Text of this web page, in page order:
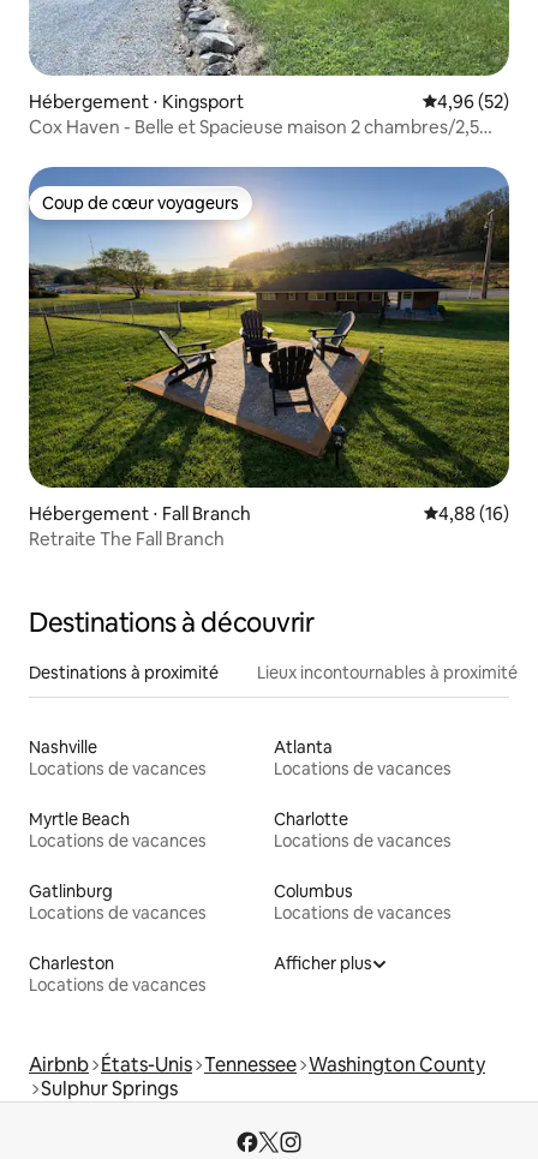
Hébergement ⋅ Kingsport Évaluation
4,96 (52)
Cox Haven - Belle et Spacieuse maison 2 chambres/2,5
Coup de cœur voyageurs
Coup de cœur voyageurs
Hébergement ⋅ Fall Branch Évaluation
4,88 (16)
Retraite The Fall Branch
Destinations à découvrir
Destinations à proximité Lieux incontournables à proximité
Nashville
Locations de vacances
Atlanta
Locations de vacances
Myrtle Beach
Locations de vacances
Charlotte
Locations de vacances
Gatlinburg
Locations de vacances
Columbus
Locations de vacances
Charleston
Locations de vacances
Afficher plus
Airbnb États-Unis Tennessee Washington County
Sulphur Springs